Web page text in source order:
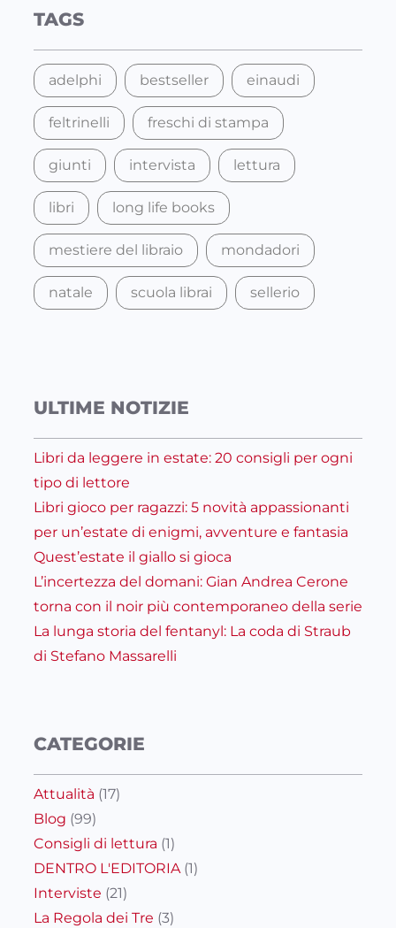
c
TAGS
adelphi bestseller einaudi
feltrinelli freschi di stampa
giunti intervista lettura
libri long life books
mestiere del libraio mondadori
natale scuola librai sellerio
ULTIME NOTIZIE
Libri da leggere in estate: 20 consigli per ogni
tipo di lettore
Libri gioco per ragazzi: 5 novità appassionanti
per un’estate di enigmi, avventure e fantasia
Quest’estate il giallo si gioca
L’incertezza del domani: Gian Andrea Cerone
torna con il noir più contemporaneo della serie
La lunga storia del fentanyl: La coda di Straub
di Stefano Massarelli
CATEGORIE
Attualità (17)
Blog (99)
Consigli di lettura (1)
DENTRO L'EDITORIA(1)
Interviste (21)
La Regola dei Tre (3)